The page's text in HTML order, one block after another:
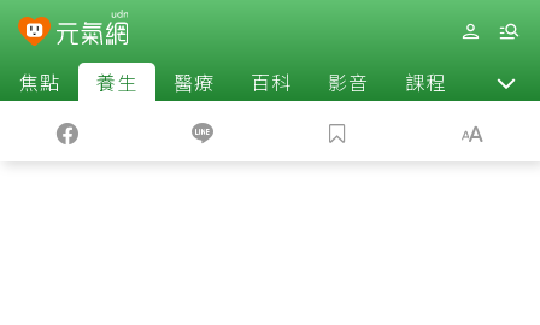
焦點 養生 醫療 百科 影音 課程 退休